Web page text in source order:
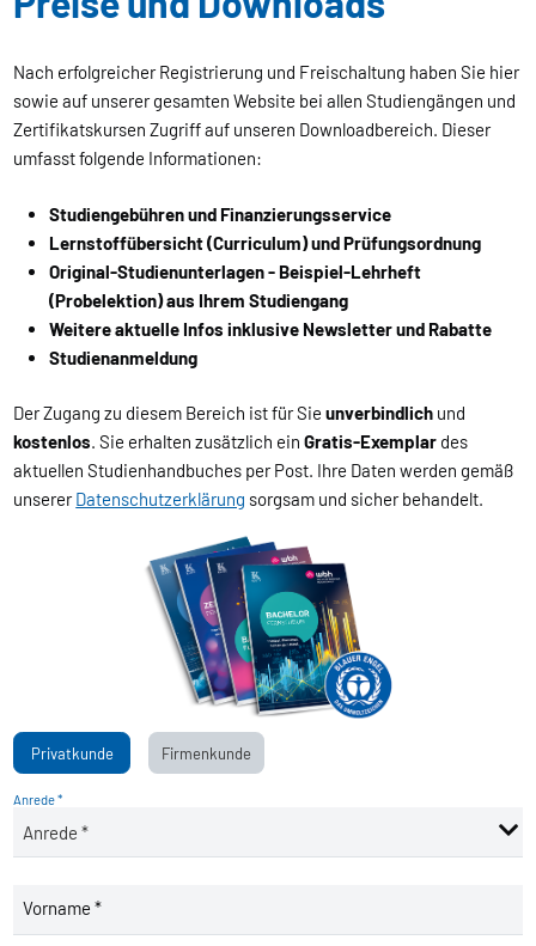
Nach erfolgreicher Registrierung und Freischaltung haben Sie hier
sowie auf unserer gesamten Website bei allen Studiengängen und
Zertifikatskursen Zugriff auf unseren Downloadbereich. Dieser
umfasst folgende Informationen:
Studiengebühren und Finanzierungsservice
Lernstoffübersicht (Curriculum) und Prüfungsordnung
Original-Studienunterlagen - Beispiel-Lehrheft
(Probelektion) aus Ihrem Studiengang
Weitere aktuelle Infos inklusive Newsletter und Rabatte
Studienanmeldung
Der Zugang zu diesem Bereich ist für Sieunverbindlich und
kostenlos. Sie erhalten zusätzlich einGratis-Exemplar des
aktuellen Studienhandbuches per Post. Ihre Daten werden gemäß
unsererDatenschutzerklärung sorgsam und sicher behandelt.
Privatkunde Firmenkunde
Anrede *
Vorname *